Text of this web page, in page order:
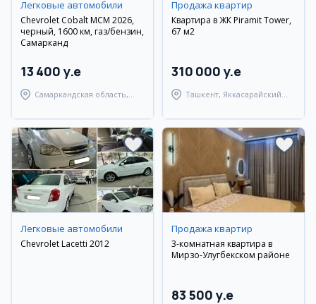
Легковые автомобили
Chevrolet Cobalt MCM 2026,
черный, 1600 км, газ/бензин,
Самарканд
13 400 y.e
Самаркандская область,
Продажа квартир
Квартира в ЖК Piramit Tower,
67 м2
310 000 y.e
Ташкент, Яккасарайский
Легковые автомобили
Chevrolet Lacetti 2012
Продажа квартир
3-комнатная квартира в
Мирзо-Улугбекском районе
83 500 y.e